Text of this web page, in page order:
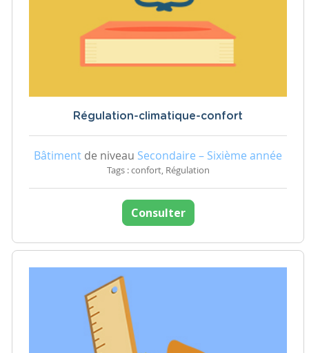
Régulation-climatique-confort
Bâtiment de niveau Secondaire – Sixième année
Tags : confort, Régulation
Consulter